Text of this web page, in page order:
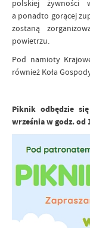
polskiej żywności
a ponadto gorącej
zostaną
powietrzu.
Pod namioty
również Koła
Piknik odbędzie
września w godz. od